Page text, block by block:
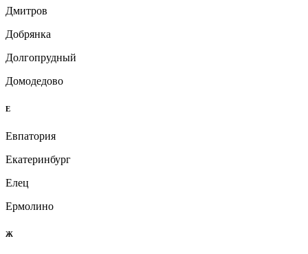
Дмитров
Добрянка
Долгопрудный
Домодедово
Е
Евпатория
Екатеринбург
Елец
Ермолино
Ж